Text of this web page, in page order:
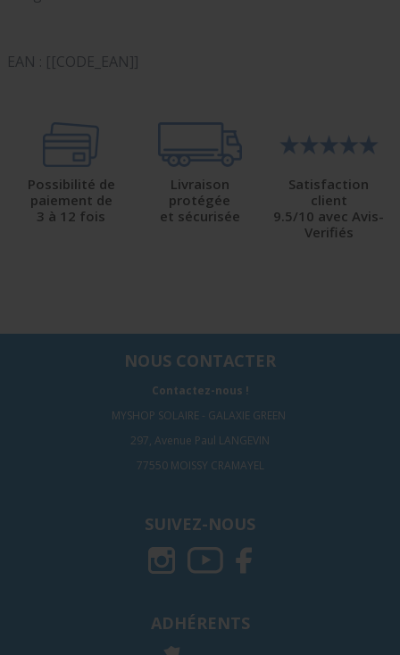
EAN : [[CODE_EAN]]
Possibilité de
paiement de
3 à 12 fois
Livraison
protégée
et sécurisée
Satisfaction
client
9.5/10 avec Avis-
Verifiés
NOUS CONTACTER
Contactez-nous !
MYSHOP SOLAIRE - GALAXIE GREEN
297, Avenue Paul LANGEVIN
77550 MOISSY CRAMAYEL
SUIVEZ-NOUS
ADHÉRENTS